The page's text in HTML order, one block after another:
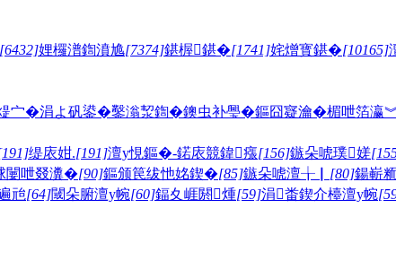
[6432]娌欏潽鍧濆尯[7374]鍖楃鍖�[1741]姹熷寳鍖�[10165]
宀�涓よ矾鍙�鑿滃洯鍧�鐭虫补璺�鏂囧寲瀹�楣呭箔瀛
缇庡姏.[191]澶у悓鏂�-鍩庡競鍏瘬[156]鏃朵唬璞嫅
闄呭叕瀵�[90]鏂颁笢绂忚姳鍥�[85]鏃朵唬澶╁▏ [80]鍚嶄
兘[64]閾朵腑澶у帵[60]鍢夊崕閼煄[59]涓畨鍥介檯澶у帵